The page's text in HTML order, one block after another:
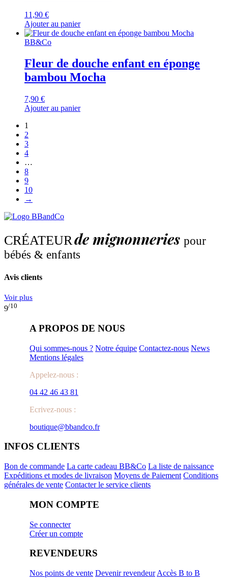
11,90 €
Ajouter au panier
BB&Co
Fleur de douche enfant en éponge
bambou Mocha
7,90 €
Ajouter au panier
1
2
3
4
…
8
9
10
→
CRÉATEURde mignonneries pour
bébés & enfants
Avis clients
Voir plus
9/10
A PROPOS DE NOUS
Qui sommes-nous ? Notre équipe Contactez-nous News
Mentions légales
Appelez-nous :
04 42 46 43 81
Ecrivez-nous :
boutique@bbandco.fr
INFOS CLIENTS
Bon de commande La carte cadeau BB&Co La liste de naissance
Expéditions et modes de livraison Moyens de Paiement Conditions
générales de vente Contacter le service clients
MON COMPTE
Se connecter
Créer un compte
REVENDEURS
Nos points de vente Devenir revendeur Accès B to B